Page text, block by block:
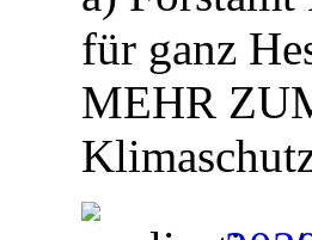
für ganz
MEHR